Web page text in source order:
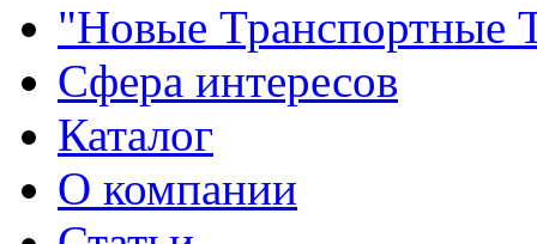
"Новые Транспортные
Сфера интересов
Каталог
О компании